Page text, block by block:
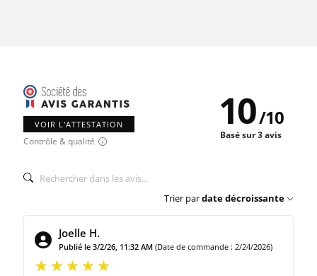
VOIR L'ATTESTATION
Contrôle & qualité
10/10
Basé sur 3 avis
Trier pardate décroissante
Joelle H.
Publié le 3/2/26, 11:32 AM (Date de commande : 2/24/2026)